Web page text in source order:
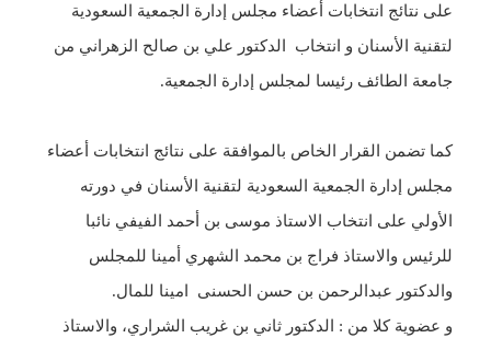
على نتائج انتخابات أعضاء مجلس إدارة الجمعية السعودية
لتقنية الأسنان و انتخاب الدكتور علي بن صالح الزهراني من
جامعة الطائف رئيسا لمجلس إدارة الجمعية.
كما تضمن القرار الخاص بالموافقة على نتائج انتخابات أعضاء
مجلس إدارة الجمعية السعودية لتقنية الأسنان في دورته
الأولي على انتخاب الاستاذ موسى بن أحمد الفيفي نائبا
للرئيس والاستاذ فراج بن محمد الشهري أمينا للمجلس
والدكتور عبدالرحمن بن حسن الحسنى امينا للمال.
و عضوية كلا من : الدكتور ثاني بن غريب الشراري، والاستاذ